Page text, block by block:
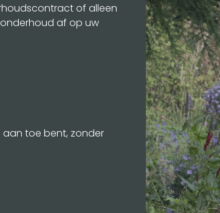
of alleen
af op uw
toe bent, zonder